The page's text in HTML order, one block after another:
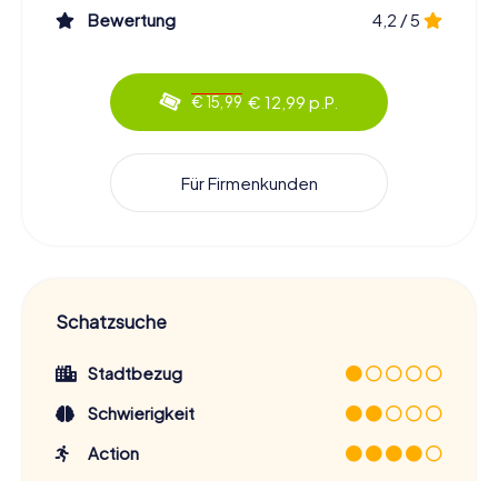
Bewertung 4,2 / 5
€ 15,99 € 12,99 p.P.
Für Firmenkunden
Schatzsuche
Stadtbezug
Schwierigkeit
Action